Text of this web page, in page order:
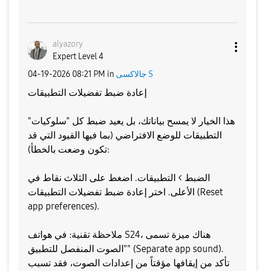
alyazory
Expert Level 4
‎04-19-2026 08:21 PM in جالاكسى S
إعادة ضبط تفضيلات التطبيقات
​هذا الخيار لا يمسح بياناتك، بل يعيد ضبط كل "سلوكيات"
التطبيقات للوضع الافتراضي (بما فيها القيود التي قد
تكون وضعت بالخطأ):
​الضبط > التطبيقات. ​اضغط على الثلاث نقاط في
الأعلى. ​اختر إعادة ضبط تفضيلات التطبيقات (Reset
app preferences).
​ملاحظة تقنية: في هواتف S24، هناك ميزة تسمى
"الصوت المنفصل للتطبيق" (Separate app sound).
تأكد من إيقافها مؤقتاً من إعدادات الصوت، فقد تسبب